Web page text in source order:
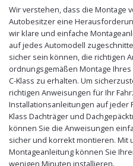
Wir verstehen, dass die Montage
Autobesitzer eine
wir klare und einfache
auf jedes Automodell
sicher sein können, die richtigen
ordnungsgemäßen Montage
C-Klass zu erhalten. Um
richtigen Anweisungen für Ihr
Installationsanleitungen auf jeder
Klass Dachträger und
können Sie die Anweisungen
sicher und korrekt montieren. Mit
Montageanleitung können Sie
wenigen Minuten installieren.